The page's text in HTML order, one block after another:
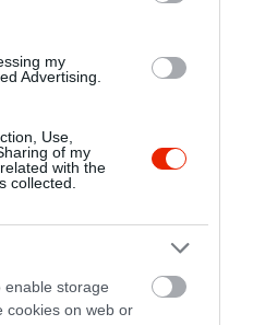
my
Advertising.
Use,
of my
with the
collected.
enable storage
cookies on web or
sem jó.
Jelentés
sütemények,
hangulatos